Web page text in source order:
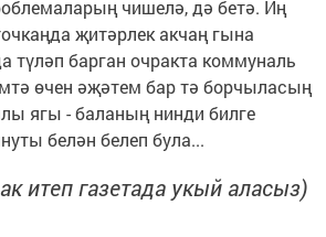
чишелә, дә бетә. Иң
җитәрлек акчаң гына
түләп барган очракта коммуналь
өчен әҗәтем бар тә борчыласың
ягы - баланың нинди билге
белән белеп була...
итеп газетада укый аласыз)